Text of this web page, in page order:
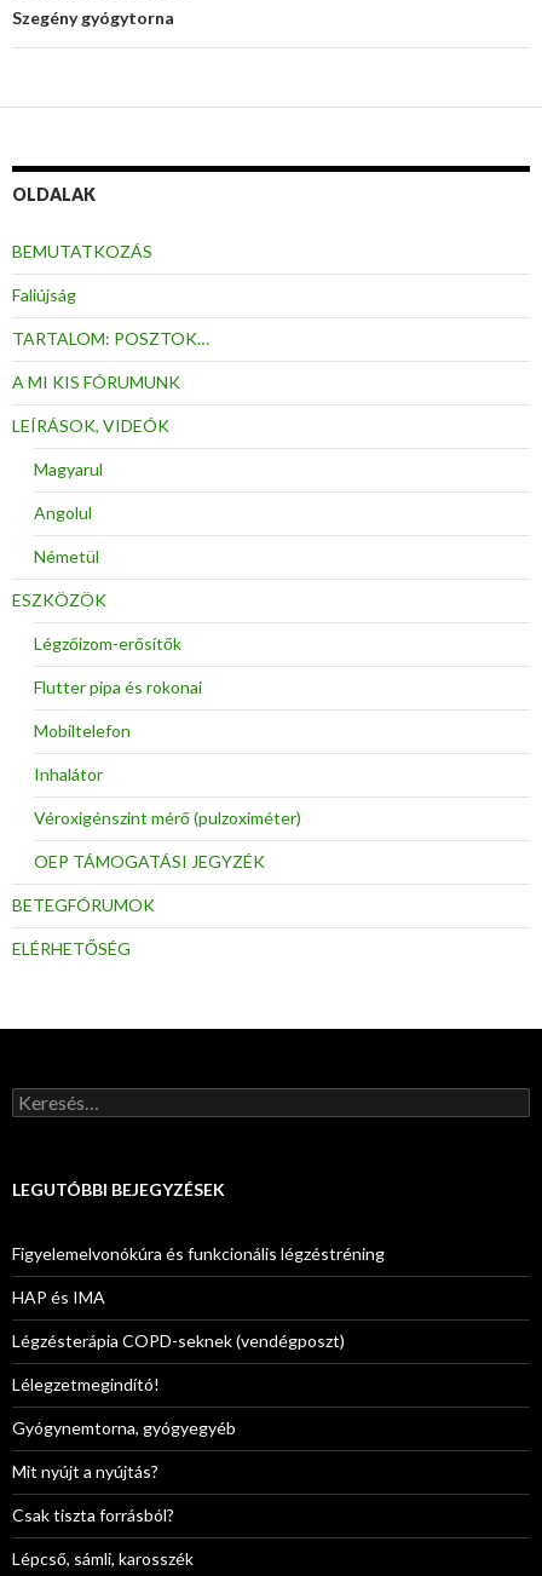
Szegény gyógytorna
OLDALAK
BEMUTATKOZÁS
Faliújság
TARTALOM: POSZTOK…
A MI KIS FÓRUMUNK
LEÍRÁSOK, VIDEÓK
Magyarul
Angolul
Németül
ESZKÖZÖK
Légzőizom-erősítők
Flutter pipa és rokonai
Mobiltelefon
Inhalátor
Véroxigénszint mérő (pulzoximéter)
OEP TÁMOGATÁSI JEGYZÉK
BETEGFÓRUMOK
ELÉRHETŐSÉG
Keresés:
LEGUTÓBBI BEJEGYZÉSEK
Figyelemelvonókúra és funkcionális légzéstréning
HAP és IMA
Légzésterápia COPD-seknek (vendégposzt)
Lélegzetmegindító!
Gyógynemtorna, gyógyegyéb
Mit nyújt a nyújtás?
Csak tiszta forrásból?
Lépcső, sámli, karosszék